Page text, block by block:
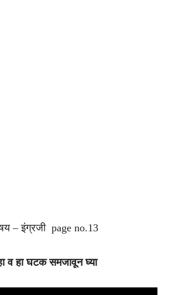
– इंग्रजी page no.13
व हा घटक समजावून घ्या